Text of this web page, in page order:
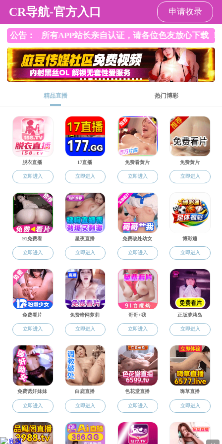
韩国色情
韩国色情 韩国色情概况 师资队伍 科学研究
党务院务公开
会议纪要
文件汇编
总结与计划
书记院长信箱
会议纪要